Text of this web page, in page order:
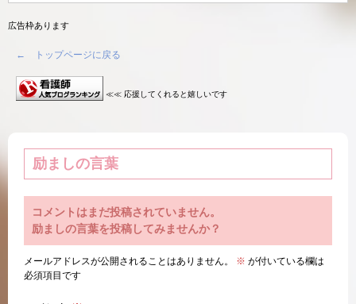
広告枠あります
← トップページに戻る
≪≪ 応援してくれると嬉しいです
励ましの言葉
コメントはまだ投稿されていません。
励ましの言葉を投稿してみませんか？
メールアドレスが公開されることはありません。 ※ が付いている欄は
必須項目です